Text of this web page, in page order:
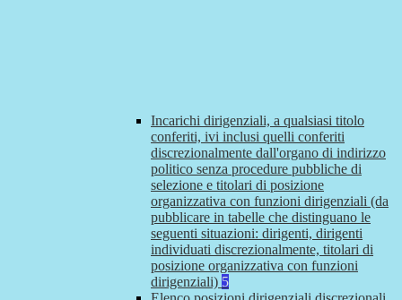
Incarichi dirigenziali, a qualsiasi titolo
conferiti, ivi inclusi quelli conferiti
discrezionalmente dall'organo di indirizzo
politico senza procedure pubbliche di
selezione e titolari di posizione
organizzativa con funzioni dirigenziali (da
pubblicare in tabelle che distinguano le
seguenti situazioni: dirigenti, dirigenti
individuati discrezionalmente, titolari di
posizione organizzativa con funzioni
dirigenziali) 5